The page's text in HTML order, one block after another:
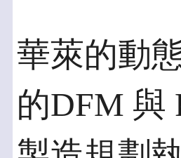
華萊的動
的DFM 與